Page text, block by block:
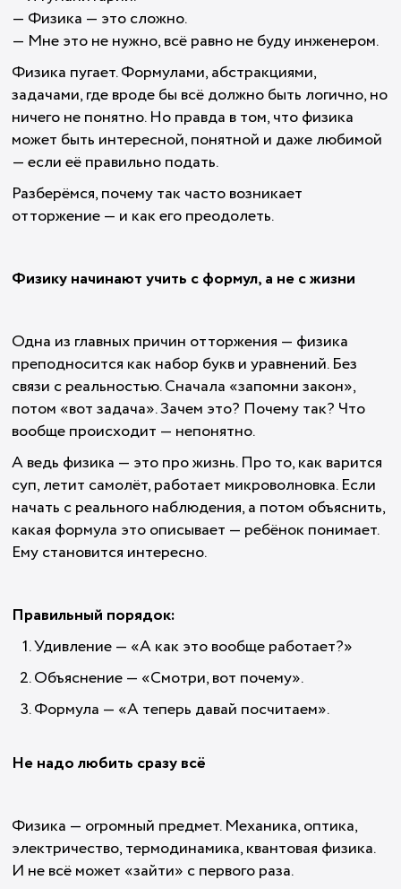
— Физика — это сложно.
— Мне это не нужно, всё равно не буду инженером.
Физика пугает. Формулами, абстракциями,
задачами, где вроде бы всё должно быть логично, но
ничего не понятно. Но правда в том, что физика
может быть интересной, понятной и даже любимой
— если её правильно подать.
Разберёмся, почему так часто возникает
отторжение — и как его преодолеть.
Физику начинают учить с формул, а не с жизни
Одна из главных причин отторжения — физика
преподносится как набор букв и уравнений. Без
связи с реальностью. Сначала «запомни закон»,
потом «вот задача». Зачем это? Почему так? Что
вообще происходит — непонятно.
А ведь физика — это про жизнь. Про то, как варится
суп, летит самолёт, работает микроволновка. Если
начать с реального наблюдения, а потом объяснить,
какая формула это описывает — ребёнок понимает.
Ему становится интересно.
Правильный порядок:
Удивление — «А как это вообще работает?»
Объяснение — «Смотри, вот почему».
Формула — «А теперь давай посчитаем».
Не надо любить сразу всё
Физика — огромный предмет. Механика, оптика,
электричество, термодинамика, квантовая физика.
И не всё может «зайти» с первого раза.